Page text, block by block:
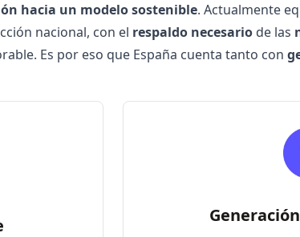
hacia un modelo sostenible. Actualmente
nacional, con el respaldo necesariode las
Es por eso que España cuenta tanto con